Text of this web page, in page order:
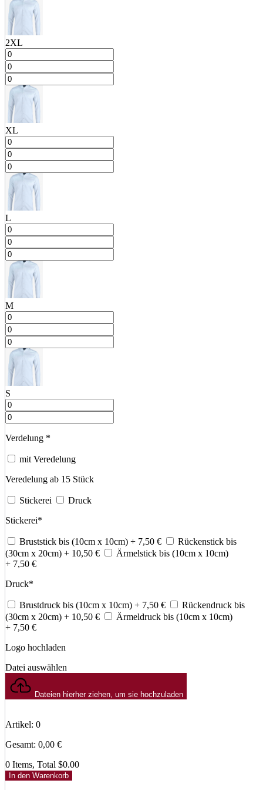
2XL
XL
L
M
S
Verdelung *
mit Veredelung
Veredelung ab 15 Stück
Stickerei
Druck
Stickerei*
Bruststick bis (10cm x 10cm) + 7,50 €
Rückenstick bis
(30cm x 20cm) + 10,50 €
Ärmelstick bis (10cm x 10cm)
+ 7,50 €
Druck*
Brustdruck bis (10cm x 10cm) + 7,50 €
Rückendruck bis
(30cm x 20cm) + 10,50 €
Ärmeldruck bis (10cm x 10cm)
+ 7,50 €
Logo hochladen
Datei auswählen
Dateien hierher ziehen, um sie hochzuladen
Artikel: 0
Gesamt: 0,00 €
0 Items, Total $0.00
In den Warenkorb